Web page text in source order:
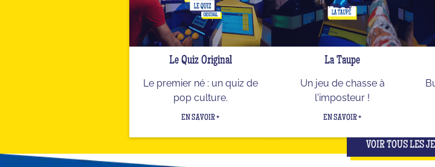
Le Quiz Original
Le premier né : un quiz de
pop culture.
EN SAVOIR +
La Taupe
Un jeu de chasse à
l'imposteur !
EN SAVOIR +
VOIR TOUS LES